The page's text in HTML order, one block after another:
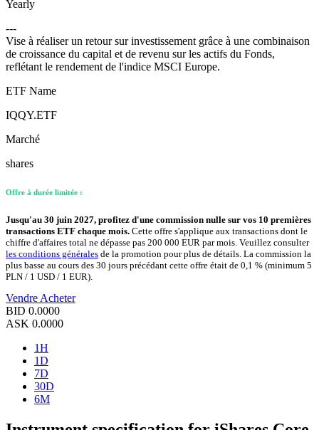
Yearly
---
Vise à réaliser un retour sur investissement grâce à une combinaison
de croissance du capital et de revenu sur les actifs du Fonds,
reflétant le rendement de l'indice MSCI Europe.
ETF Name
IQQY.ETF
Marché
shares
Offre à durée limitée :
Jusqu'au 30 juin 2027, profitez d'une commission nulle sur vos 10 premières
transactions ETF chaque mois. Cette offre s'applique aux transactions dont le
chiffre d'affaires total ne dépasse pas 200 000 EUR par mois. Veuillez consulter
les conditions générales de la promotion pour plus de détails. La commission la
plus basse au cours des 30 jours précédant cette offre était de 0,1 % (minimum 5
PLN / 1 USD / 1 EUR).
Vendre Acheter
BID 0.0000
ASK 0.0000
1H
1D
7D
30D
6M